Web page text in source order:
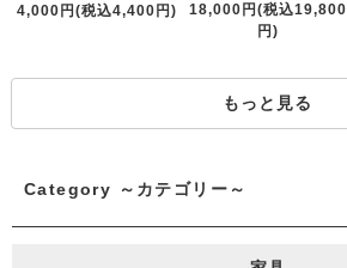
4,000円(税込4,400円)
18,000円(税込19,800
円)
もっと見る
Category ～カテゴリー～